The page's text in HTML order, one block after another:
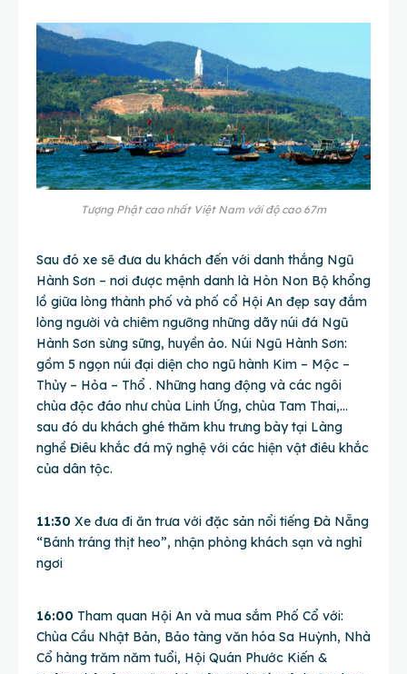
Tượng Phật cao nhất Việt Nam với độ cao 67m
Sau đó xe sẽ đưa du khách đến với danh thắng Ngũ
Hành Sơn – nơi được mệnh danh là Hòn Non Bộ khổng
lồ giữa lòng thành phố và phố cổ Hội An đẹp say đắm
lòng người và chiêm ngưỡng những dãy núi đá Ngũ
Hành Sơn sừng sững, huyền ảo. Núi Ngũ Hành Sơn:
gồm 5 ngọn núi đại diện cho ngũ hành Kim – Mộc –
Thủy – Hỏa – Thổ . Những hang động và các ngôi
chùa độc đáo như chùa Linh Ứng, chùa Tam Thai,…
sau đó du khách ghé thăm khu trưng bày tại Làng
nghề Điêu khắc đá mỹ nghệ với các hiện vật điêu khắc
của dân tộc.
11:30 Xe đưa đi ăn trưa với đặc sản nổi tiếng Đà Nẵng
“Bánh tráng thịt heo”, nhận phòng khách sạn và nghỉ
ngơi
16:00 Tham quan Hội An và mua sắm Phố Cổ với:
Chùa Cầu Nhật Bản, Bảo tàng văn hóa Sa Huỳnh, Nhà
Cổ hàng trăm năm tuổi, Hội Quán Phước Kiến &